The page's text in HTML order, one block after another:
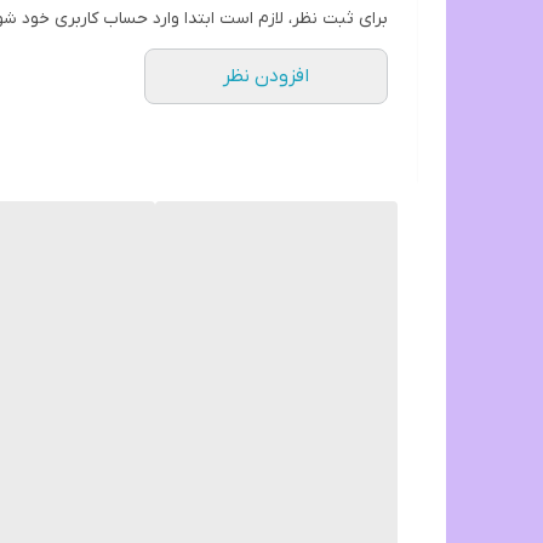
برای ثبت نظر، لازم است ابتدا وارد حساب کاربری خود
افزودن نظر